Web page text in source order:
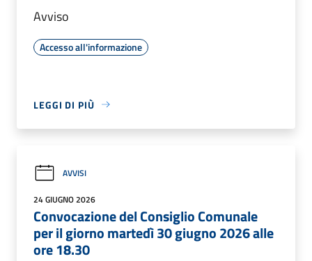
Avviso
Accesso all'informazione
LEGGI DI PIÙ
AVVISI
24 GIUGNO 2026
Convocazione del Consiglio Comunale
per il giorno martedì 30 giugno 2026 alle
ore 18.30